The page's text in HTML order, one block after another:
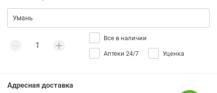
Все в наличии
Аптеки 24/7 Уценка
Адресная доставка